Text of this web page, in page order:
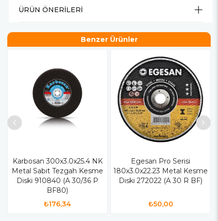
ÜRÜN ÖNERILERI
Benzer Ürünler
Karbosan 300x3.0x25.4 NK
Metal Sabit Tezgah Kesme
Diski 910840 (A 30/36 P
BF80)
₺176,34
Egesan Pro Serisi
180x3.0x22.23 Metal Kesme
Diski 272022 (A 30 R BF)
₺50,00